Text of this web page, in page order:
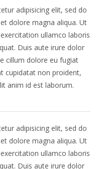
adipisicing elit, sed do
dolore magna aliqua. Ut
ullamco laboris
Duis aute irure dolor
cillum dolore eu fugiat
cupidatat non proident,
anim id est laborum.
adipisicing elit, sed do
dolore magna aliqua. Ut
ullamco laboris
Duis aute irure dolor